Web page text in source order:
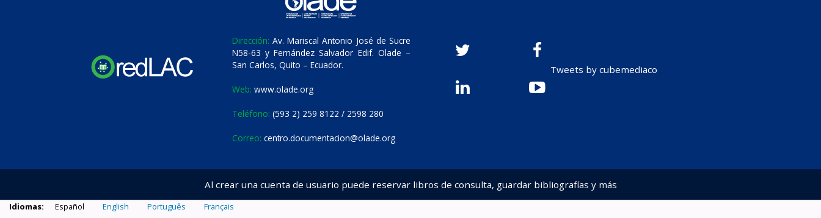
Dirección: Av. Mariscal Antonio José de Sucre
N58-63 y Fernández Salvador Edif. Olade –
San Carlos, Quito – Ecuador.
Web: www.olade.org
Teléfono: (593 2) 259 8122 / 2598 280
Correo: centro.documentacion@olade.org
Tweets by cubemediaco
Al crear una cuenta de usuario puede reservar libros de consulta, guardar bibliografías y más
Idiomas: Español English Português Français